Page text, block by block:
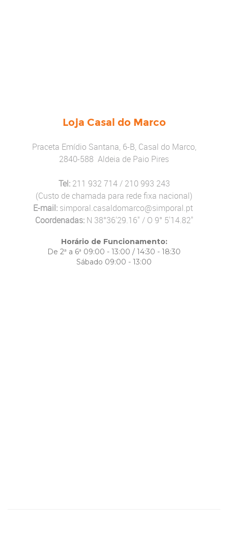
Loja Casal do Marco
Praceta Emídio Santana, 6-B, Casal do Marco,
2840-588 Aldeia de Paio Pires
Tel:211 932 714 / 210 993 243
(Custo de chamada para rede fixa nacional)
E-mail: simporal.casaldomarco@simporal.pt
Coordenadas: N 38°36'29.16" / O 9° 5'14.82"
Horário de Funcionamento:
De 2ª a 6ª 09:00 - 13:00 / 14:30 - 18:30
Sábado 09:00 - 13:00